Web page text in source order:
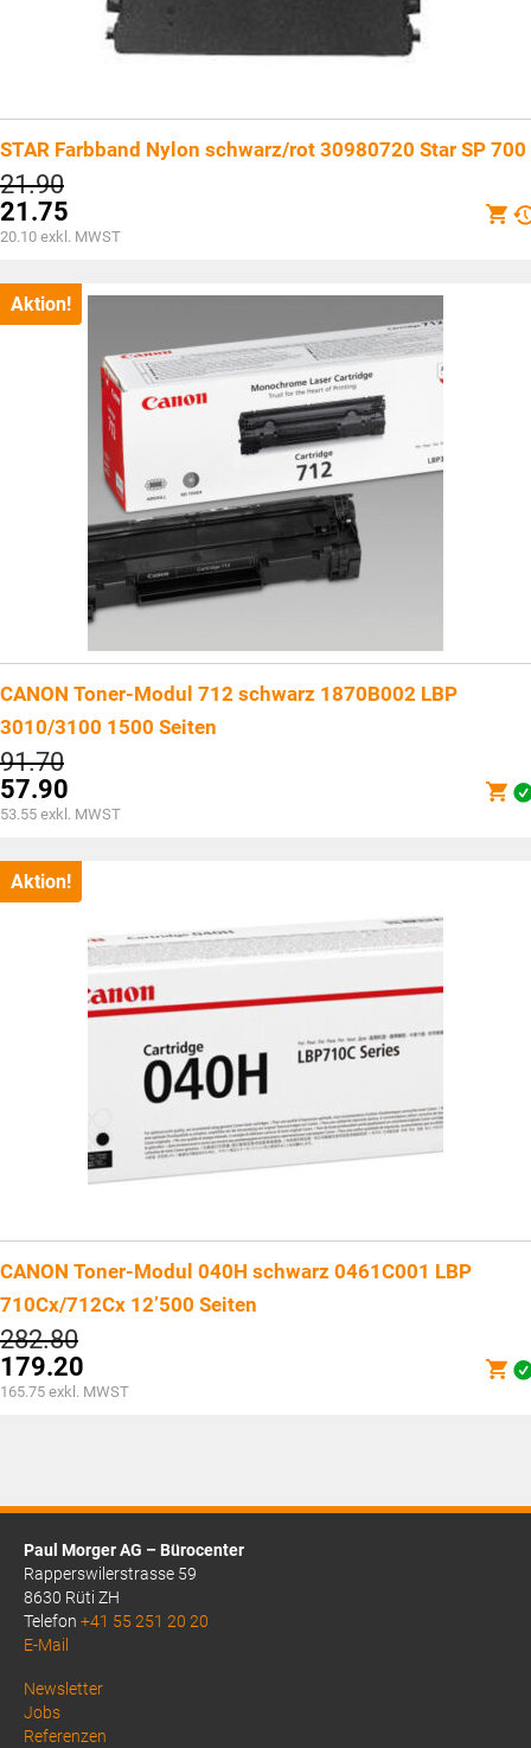
STAR Farbband Nylon schwarz/rot 30980720 Star SP 700
21.90Ursprünglicher
Preis
war:
CHF21.90
21.75
Aktueller
ist:
CHF21.75.
20.10 exkl. MWST
Aktion!
CANON Toner-Modul 712 schwarz 1870B002 LBP
3010/3100 1500 Seiten
91.70Ursprünglicher
Preis
war:
CHF91.70
57.90
Aktueller
ist:
CHF57.90.
53.55 exkl. MWST
Aktion!
CANON Toner-Modul 040H schwarz 0461C001 LBP
710Cx/712Cx 12’500 Seiten
282.80Ursprünglicher
Preis
war:
CHF282.80
179.20
Aktueller
165.75 exkl. MWST
Paul Morger AG – Bürocenter
Rapperswilerstrasse 59
8630 Rüti ZH
Telefon +41 55 251 20 20
E-Mail
Above
Footer
Newsletter
Jobs
Referenzen